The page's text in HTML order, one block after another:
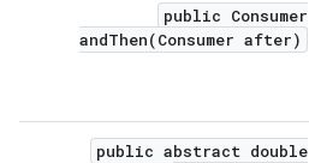
public Consumer
andThen(Consumer after)
public abstract double